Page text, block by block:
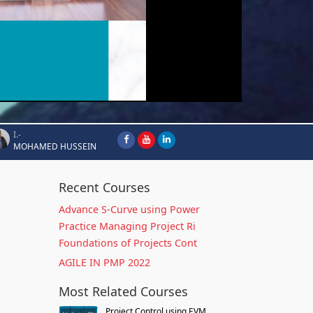
I.-
MOHAMED HUSSEIN
Recent Courses
Advance S-Curve using Power
Practice Managing Project Ri
Foundations of Projects Cont
AGILE IN PMP 2022
Most Related Courses